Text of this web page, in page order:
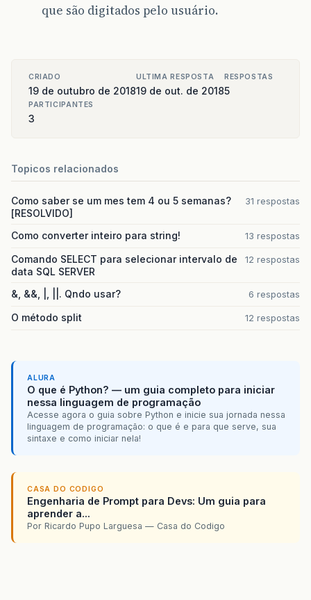
que são digitados pelo usuário.
CRIADO
19 de outubro de 2018
ULTIMA RESPOSTA
19 de out. de 2018
RESPOSTAS
5
PARTICIPANTES
3
Topicos relacionados
Como saber se um mes tem 4 ou 5 semanas?
[RESOLVIDO]
31 respostas
Como converter inteiro para string! 13 respostas
Comando SELECT para selecionar intervalo de
data SQL SERVER
12 respostas
&, &&, |, ||. Qndo usar? 6 respostas
O método split 12 respostas
ALURA
O que é Python? — um guia completo para iniciar
nessa linguagem de programação
Acesse agora o guia sobre Python e inicie sua jornada nessa
linguagem de programação: o que é e para que serve, sua
sintaxe e como iniciar nela!
CASA DO CODIGO
Engenharia de Prompt para Devs: Um guia para
aprender a...
Por Ricardo Pupo Larguesa — Casa do Codigo